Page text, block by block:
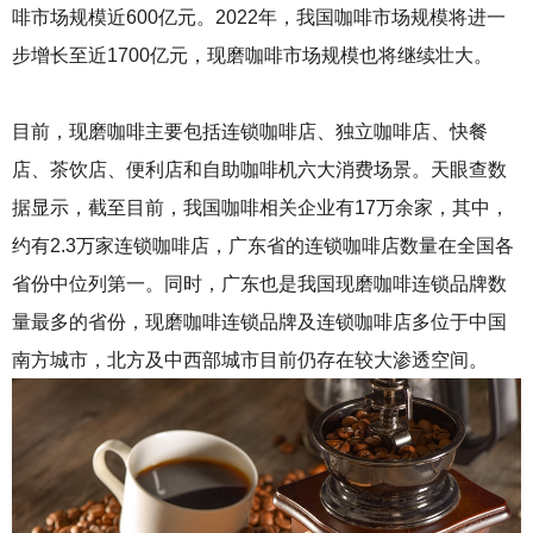
庆
火
厂
，
川
火
底
料
啡市场规模近600亿元。2022年，我国咖啡市场规模将进一
步增长至近1700亿元，现磨咖啡市场规模也将继续壮大。
目前，现磨咖啡主要包括连锁咖啡店、独立咖啡店、快餐
店、茶饮店、便利店和自助咖啡机六大消费场景。天眼查数
据显示，截至目前，我国咖啡相关企业有17万余家，其中，
约有2.3万家连锁咖啡店，广东省的连锁咖啡店数量在全国各
省份中位列第一。同时，广东也是我国现磨咖啡连锁品牌数
量最多的省份，现磨咖啡连锁品牌及连锁咖啡店多位于中国
南方城市，北方及中西部城市目前仍存在较大渗透空间。